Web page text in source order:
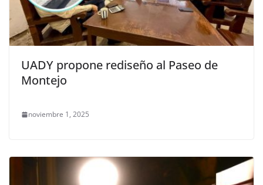
UADY propone rediseño al Paseo de
Montejo
noviembre 1, 2025